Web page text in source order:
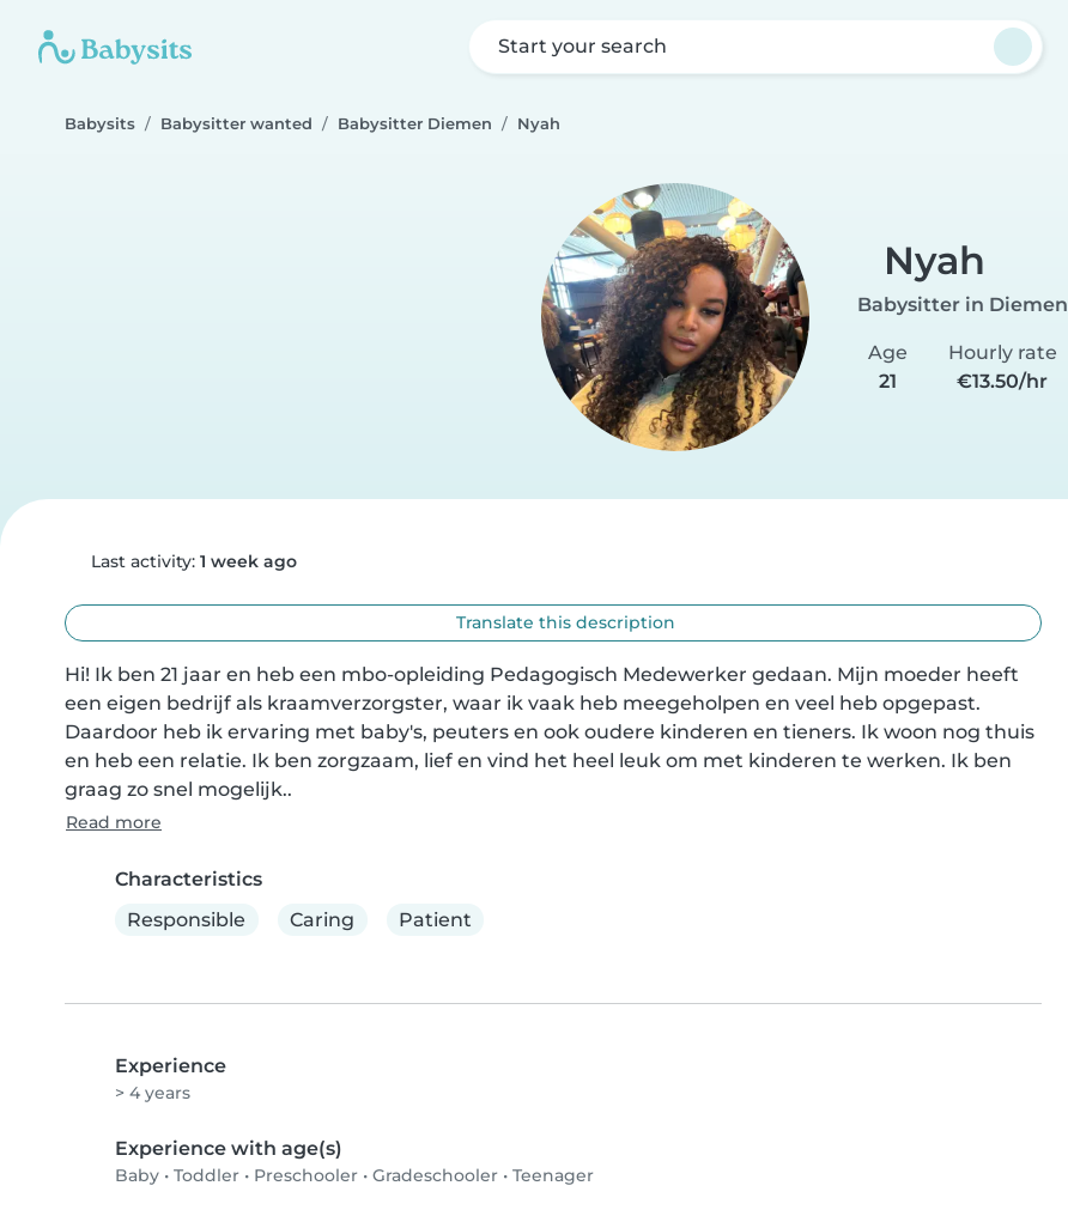
Start your search
Babysits Babysitter wanted Babysitter Diemen Nyah
Nyah
Babysitter in Diemen
Age
21
Hourly rate
€13.50/hr
Last activity: 1 week ago
Translate this description
Hi! Ik ben 21 jaar en heb een mbo-opleiding Pedagogisch Medewerker gedaan. Mijn moeder heeft
een eigen bedrijf als kraamverzorgster, waar ik vaak heb meegeholpen en veel heb opgepast.
Daardoor heb ik ervaring met baby's, peuters en ook oudere kinderen en tieners. Ik woon nog thuis
en heb een relatie. Ik ben zorgzaam, lief en vind het heel leuk om met kinderen te werken. Ik ben
graag zo snel mogelijk..
Read more
Characteristics
Responsible
Caring Patient
Experience
> 4 years
Experience with age(s)
Baby • Toddler • Preschooler • Gradeschooler • Teenager